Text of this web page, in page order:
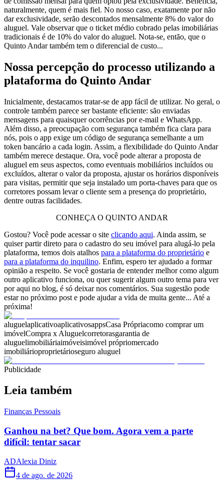
naturalmente, quem é mais fiel. No nosso caso, exatamente por não
dar exclusividade, serão descontados mensalmente 8% do valor do
aluguel. Vale observar que o ticket médio cobrado pelas imobiliárias
tradicionais é de 10% do valor do aluguel. Nota-se, então, que o
Quinto Andar também tem o diferencial de custo...
Nossa percepção do processo utilizando a
plataforma do Quinto Andar
Inicialmente, destacamos tratar-se de app fácil de utilizar. No geral, o
controle também parece ser bastante eficiente: são enviadas
mensagens para quaisquer ocorrências por e-mail e WhatsApp.
Além disso, a preocupação com segurança também fica clara para
nós, pois o app exige um código de segurança semelhante a um
token bancário a cada login. Assim, a flexibilidade do Quinto Andar
também merece destaque. Ora, você pode alterar a proposta de
aluguel em seus aspectos, como eventuais mobiliários incluídos ou
excluídos, alterar o valor da proposta, ajustar os horários disponíveis
para visitas, permitir que seja instalado um porta-chaves para que os
corretores possam levar o cliente sem a presença do proprietário,
dentre outras facilidades.
CONHEÇA O QUINTO ANDAR
Gostou? Você pode acessar o site clicando aqui. Ainda assim, se
quiser partir direto para o cadastro do seu imóvel para alugá-lo pela
plataforma, temos dois atalhos para a plataforma do proprietário e
para a plataforma do inquilino. Enfim, espero ter ajudado a formar
opinião a respeito. Se você gostaria de entender melhor como algum
outro aplicativo funciona, ou quer sugerir algum outro tema para ver
por aqui no blog, é só deixar nos comentários. Sua sugestão pode
estar no próximo post e pode ajudar a vida de muita gente... Até a
próxima!
aluguelaplicativoaplicativosappsCasa Própriacomo comprar um
imóvelCompra x Aluguelcorretorasgarantia de
aluguelimobiliáriaimóveisimóvel própriomercado
imobiliárioproprietárioseguro aluguel
Publicidade
Leia também
Finanças Pessoais
Ganhou na bet? Que bom. Agora vem a parte
difícil: tentar sacar
ADAlexia Diniz
4 de ago. de 2026